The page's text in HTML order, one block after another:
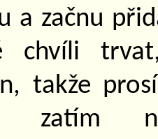
a začnu
chvíli
takže
zatím